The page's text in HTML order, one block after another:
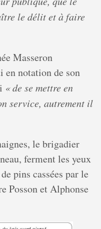
le délit et à faire
Masseron
en notation de son
« de se mettre en
service, autrement il
le brigadier
ferment les yeux
pins cassées par le
Posson et Alphonse